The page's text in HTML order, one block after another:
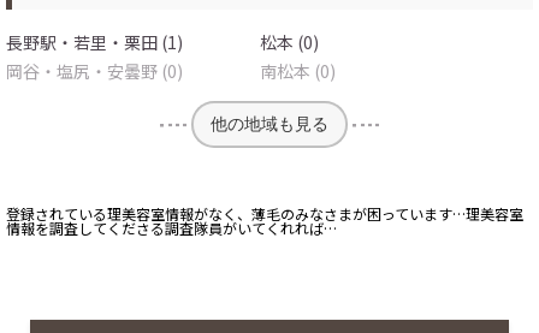
長野駅・若里・栗田 (1)
松本 (0)
岡谷・塩尻・安曇野 (0)
南松本 (0)
他の地域も見る
登録されている理美容室情報がなく、薄毛のみなさまが困っています…理美容室
情報を調査してくださる調査隊員がいてくれれば…